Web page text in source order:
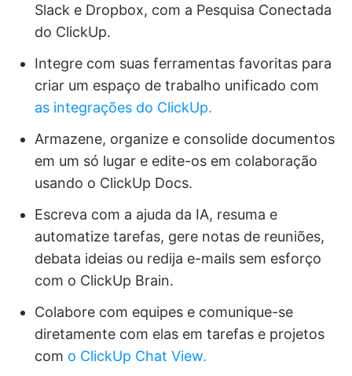
Slack e Dropbox, com a Pesquisa Conectada
do ClickUp.
Integre com suas ferramentas favoritas para
criar um espaço de trabalho unificado com
as integrações do ClickUp.
Armazene, organize e consolide documentos
em um só lugar e edite-os em colaboração
usando o ClickUp Docs.
Escreva com a ajuda da IA, resuma e
automatize tarefas, gere notas de reuniões,
debata ideias ou redija e-mails sem esforço
com o ClickUp Brain.
Colabore com equipes e comunique-se
diretamente com elas em tarefas e projetos
com o ClickUp Chat View.